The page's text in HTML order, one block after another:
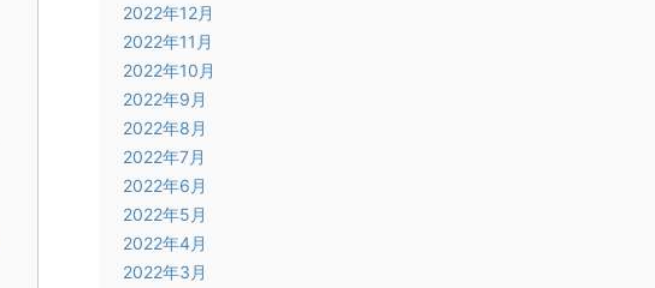
2022年12月
2022年11月
2022年10月
2022年9月
2022年8月
2022年7月
2022年6月
2022年5月
2022年4月
2022年3月